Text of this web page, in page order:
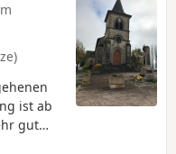
ist ab
gut